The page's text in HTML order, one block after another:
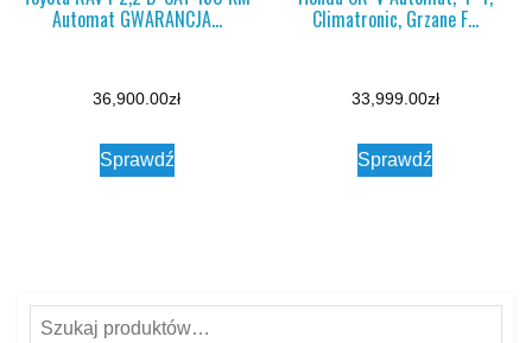
Automat GWARANCJA…
36,900.00zł
Sprawdź
Climatronic, Grzane F…
33,999.00zł
Sprawdź
Szukaj: